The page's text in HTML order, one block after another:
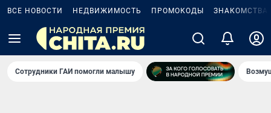
ВСЕ НОВОСТИ НЕДВИЖИМОСТЬ ПРОМОКОДЫ ЗНАКОМСТВА
Сотрудники ГАИ помогли малышу